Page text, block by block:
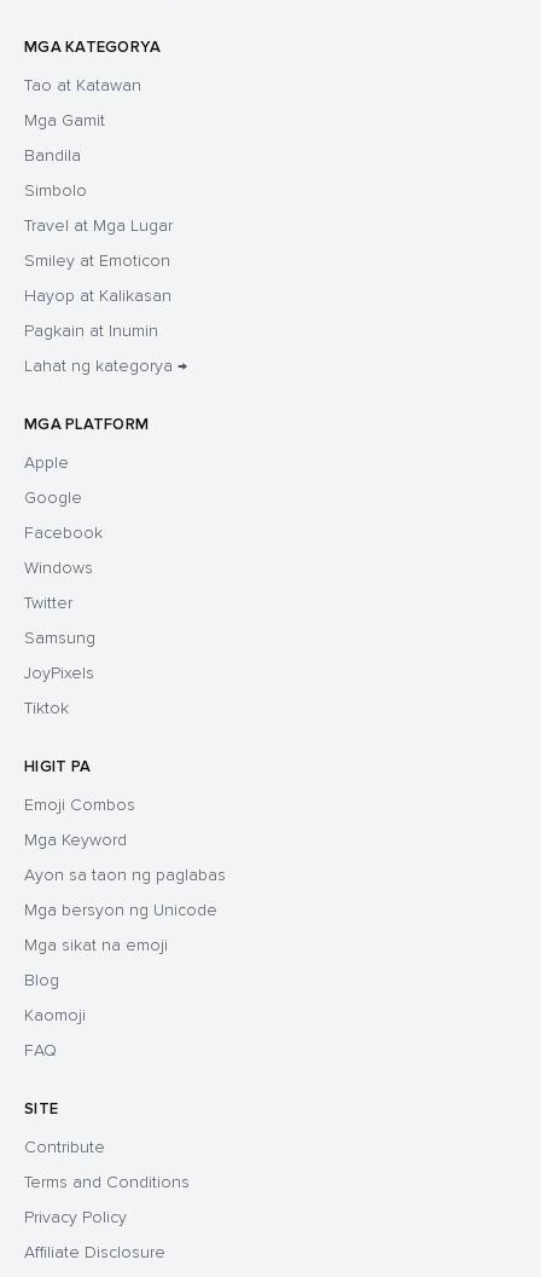
MGA KATEGORYA
Tao at Katawan
Mga Gamit
Bandila
Simbolo
Travel at Mga Lugar
Smiley at Emoticon
Hayop at Kalikasan
Pagkain at Inumin
Lahat ng kategorya →
MGA PLATFORM
Apple
Google
Facebook
Windows
Twitter
Samsung
JoyPixels
Tiktok
HIGIT PA
Emoji Combos
Mga Keyword
Ayon sa taon ng paglabas
Mga bersyon ng Unicode
Mga sikat na emoji
Blog
Kaomoji
FAQ
SITE
Contribute
Terms and Conditions
Privacy Policy
Affiliate Disclosure